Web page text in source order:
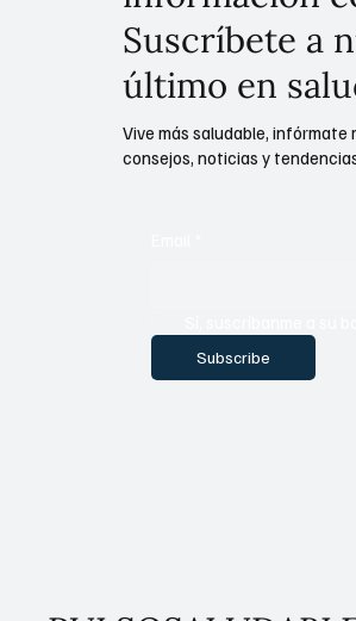
Suscríbete a
último en
Subscribe
Vive más saludable, infórmate
consejos, noticias y